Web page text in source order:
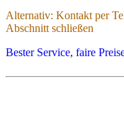
Alternative
Alternativ: Kontakt per
Abschnitt schließen
Bester Service, faire